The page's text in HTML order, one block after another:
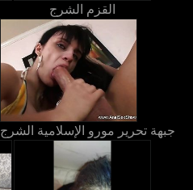
القزم الشرج
جبهة تحرير مورو الإسلامية الشرج